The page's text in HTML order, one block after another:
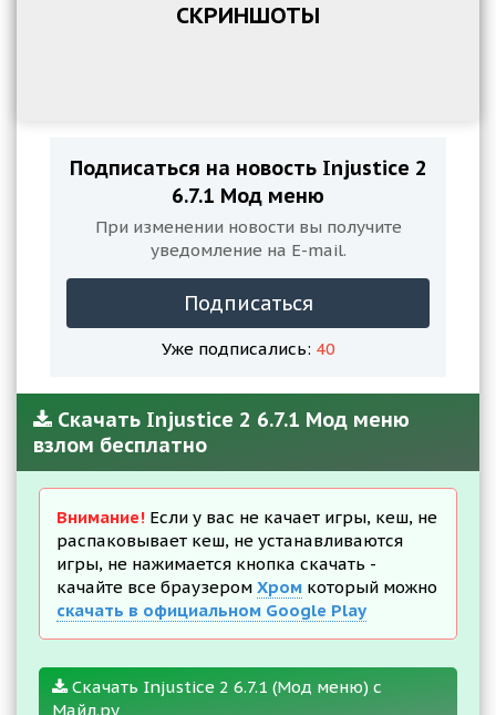
СКРИНШОТЫ
Подписаться на новость Injustice 2
6.7.1 Мод меню
При изменении новости вы получите
уведомление на E-mail.
Подписаться
Уже подписались: 40
Скачать Injustice 2 6.7.1 Мод меню
взлом бесплатно
Внимание! Если у вас не качает игры, кеш, не
распаковывает кеш, не устанавливаются
игры, не нажимается кнопка скачать -
качайте все браузером Хром который можно
скачать в официальном Google Play
Скачать Injustice 2 6.7.1 (Мод меню) с
Майл.ру